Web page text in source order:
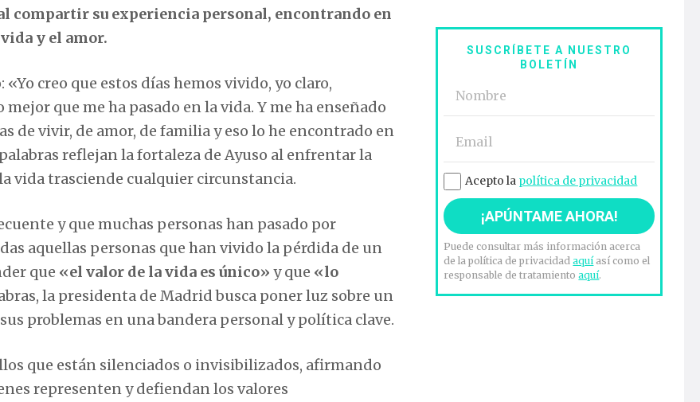
compartir su experiencia personal, encontrando en
y el amor.
creo que estos días hemos vivido, yo claro,
que me ha pasado en la vida. Y me ha enseñado
de vivir, de amor, de familia y eso lo he encontrado en
reflejan la fortaleza de Ayuso al enfrentar la
vida trasciende cualquier circunstancia.
y que muchas personas han pasado por
aquellas personas que han vivido la pérdida de un
que «el valor de la vida es único» y que «lo
la presidenta de Madrid busca poner luz sobre un
problemas en una bandera personal y política clave.
que están silenciados o invisibilizados, afirmando
representen y defiendan los valores
SUSCRÍBETE A NUESTRO
BOLETÍN
Acepto la política de privacidad
Puede consultar más información acerca
de la política de privacidadaquíasí como el
responsable de tratamientoaquí.